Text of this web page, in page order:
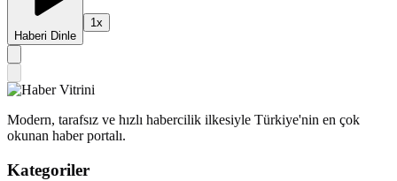
Haberi Dinle
1x
Modern, tarafsız ve hızlı habercilik ilkesiyle Türkiye'nin en çok
okunan haber portalı.
Kategoriler